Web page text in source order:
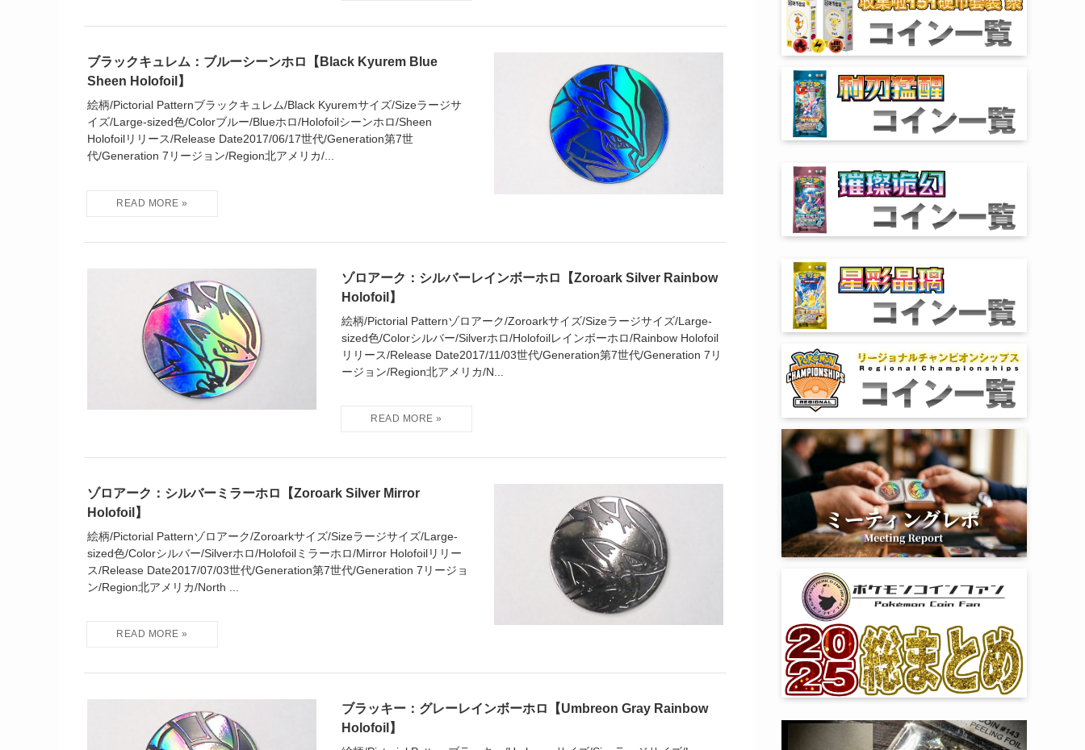
ブラックキュレム：ブルーシーンホロ【Black Kyurem Blue
Sheen Holofoil】
絵柄/Pictorial Patternブラックキュレム/Black Kyuremサイズ/Sizeラージサ
イズ/Large-sized色/Colorブルー/Blueホロ/Holofoilシーンホロ/Sheen
Holofoilリリース/Release Date2017/06/17世代/Generation第7世
代/Generation 7リージョン/Region北アメリカ/...
ゾロアーク：シルバーレインボーホロ【Zoroark Silver Rainbow
Holofoil】
絵柄/Pictorial Patternゾロアーク/Zoroarkサイズ/Sizeラージサイズ/Large-
sized色/Colorシルバー/Silverホロ/Holofoilレインボーホロ/Rainbow Holofoil
リリース/Release Date2017/11/03世代/Generation第7世代/Generation 7リ
ージョン/Region北アメリカ/N...
ゾロアーク：シルバーミラーホロ【Zoroark Silver Mirror
Holofoil】
絵柄/Pictorial Patternゾロアーク/Zoroarkサイズ/Sizeラージサイズ/Large-
sized色/Colorシルバー/Silverホロ/Holofoilミラーホロ/Mirror Holofoilリリー
ス/Release Date2017/07/03世代/Generation第7世代/Generation 7リージョ
ン/Region北アメリカ/North ...
ブラッキー：グレーレインボーホロ【Umbreon Gray Rainbow
Holofoil】